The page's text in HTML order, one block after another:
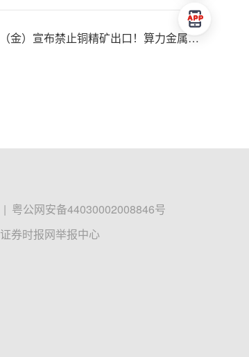
刚果（金）宣布禁止铜精矿出口！算力金属影响多大？
| 粤公网安备44030002008846号
证券时报网举报中心